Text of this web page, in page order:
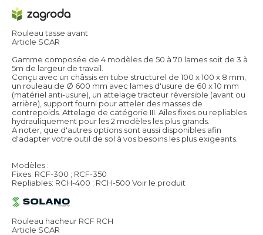
Rouleau tasse avant
Article SCAR
Gamme composée de 4 modèles de 50 à 70 lames soit de 3 à
5m de largeur de travail.
Conçu avec un châssis en tube structurel de 100 x 100 x 8 mm,
un rouleau de Ø 600 mm avec lames d'usure de 60 x 10 mm
(matériel anti-usure), un attelage tracteur réversible (avant ou
arrière), support fourni pour atteler des masses de
contrepoids. Attelage de catégorie III. Ailes fixes ou repliables
hydrauliquement pour les 2 modèles les plus grands.
A noter, que d'autres options sont aussi disponibles afin
d'adapter votre outil de sol à vos besoins les plus exigeants.
Modèles :
Fixes: RCF-300 ; RCF-350
Repliables: RCH-400 ; RCH-500 Voir le produit
Rouleau hacheur RCF RCH
Article SCAR